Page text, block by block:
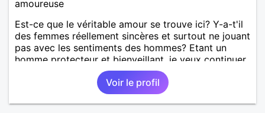
amoureuse
Est-ce que le véritable amour se trouve ici? Y-a-t'il
des femmes réellement sincères et surtout ne jouant
pas avec les sentiments des hommes? Etant un
homme protecteur et bienveillant, je veux continuer
d'y croire et pouvoir enfin former la petite famille
que je désir temps. Faux profil, profiteuse et autres
joyeuseté passer votre chemin, vous ne
m'intéressez pas du tout!
Voir le profil